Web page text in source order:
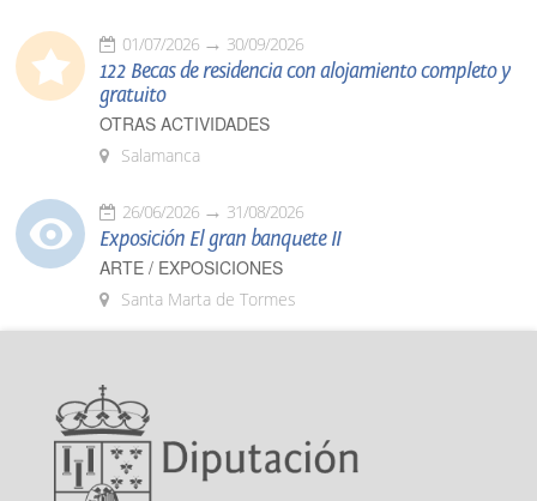
01/07/2026 30/09/2026
122 Becas de residencia con alojamiento completo y
gratuito
OTRAS ACTIVIDADES
Salamanca
26/06/2026 31/08/2026
Exposición El gran banquete II
ARTE / EXPOSICIONES
Santa Marta de Tormes